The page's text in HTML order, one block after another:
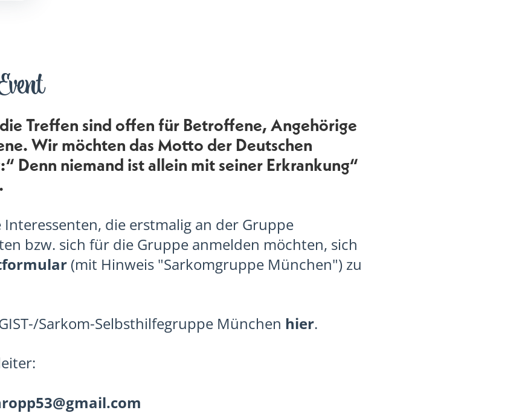
Treffen sind offen für Betroffene, Angehörige
Wir möchten das Motto der Deutschen
Denn niemand ist allein mit seiner Erkrankung“
die erstmalig an der Gruppe
bzw. sich für die Gruppe anmelden möchten, sich
(mit Hinweis "Sarkomgruppe München") zu
Sarkom-Selbsthilfegruppe München hier.